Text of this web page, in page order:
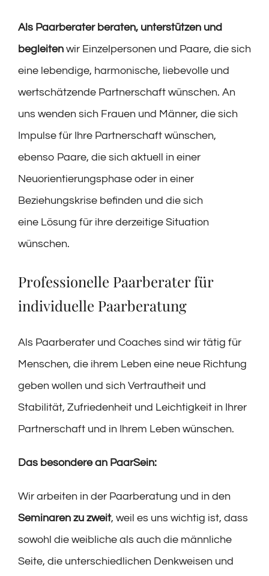
Als Paarberater beraten, unterstützen und
begleiten wir Einzelpersonen und Paare, die sich
eine lebendige, harmonische, liebevolle und
wertschätzende Partnerschaft wünschen. An
uns wenden sich Frauen und Männer, die sich
Impulse für Ihre Partnerschaft wünschen,
ebenso Paare, die sich aktuell in einer
Neuorientierungsphase oder in einer
Beziehungskrise befinden und die sich
eine Lösung für ihre derzeitige Situation
wünschen.
Professionelle Paarberater für
individuelle Paarberatung
Als Paarberater und Coaches sind wir tätig für
Menschen, die ihrem Leben eine neue Richtung
geben wollen und sich Vertrautheit und
Stabilität, Zufriedenheit und Leichtigkeit in Ihrer
Partnerschaft und in Ihrem Leben wünschen.
Das besondere an PaarSein:
Wir arbeiten in der Paarberatung und in den
Seminaren zu zweit, weil es uns wichtig ist, dass
sowohl die weibliche als auch die männliche
Seite, die unterschiedlichen Denkweisen und